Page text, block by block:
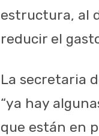
estructura, al
reducir el
La secretaria
“ya hay
que están en